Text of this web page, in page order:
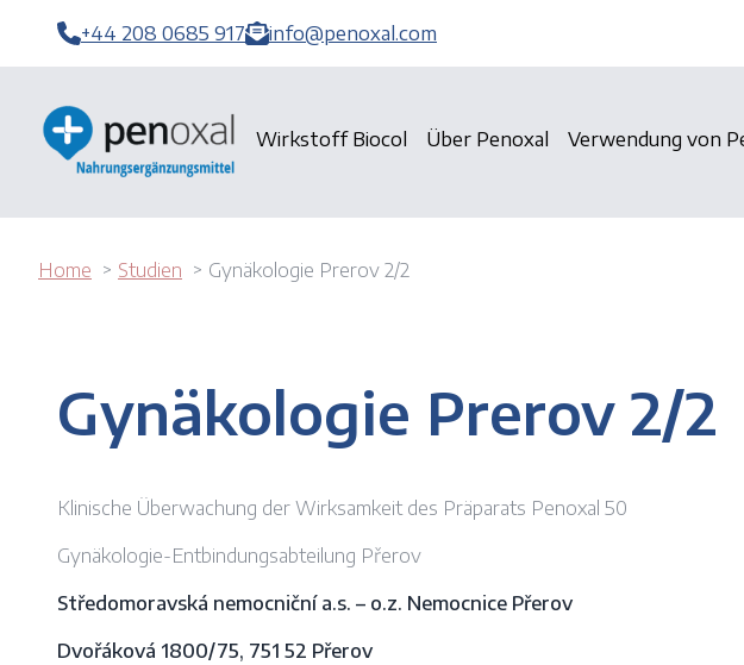
+44 208 0685 917 info@penoxal.com
Wirkstoff Biocol Über Penoxal Verwendung von
Home Studien Gynäkologie Prerov 2/2
Gynäkologie Prerov 2/2
Klinische Überwachung der Wirksamkeit des Präparats Penoxal 50
Gynäkologie-Entbindungsabteilung Přerov
Středomoravská nemocniční a.s. – o.z. Nemocnice Přerov
Dvořáková 1800/75, 751 52 Přerov